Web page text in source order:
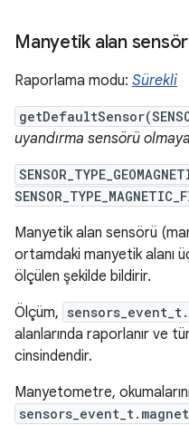
Manyetik alan
Raporlama modu: Sürekli
uyandırma sensörü
Manyetik alan sensörü
ortamdaki manyetik alanı
ölçülen şekilde bildirir.
Ölçüm,
alanlarında raporlanır ve
cinsindendir.
Manyetometre,